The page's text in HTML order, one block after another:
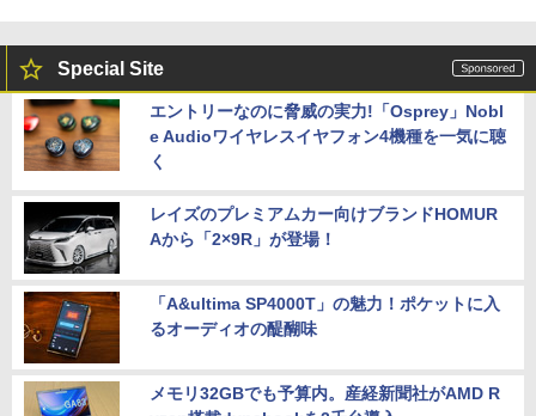
Special Site
エントリーなのに脅威の実力!「Osprey」Nobl
e Audioワイヤレスイヤフォン4機種を一気に聴
く
レイズのプレミアムカー向けブランドHOMUR
Aから「2×9R」が登場！
「A&ultima SP4000T」の魅力！ポケットに入
るオーディオの醍醐味
メモリ32GBでも予算内。産経新聞社がAMD R